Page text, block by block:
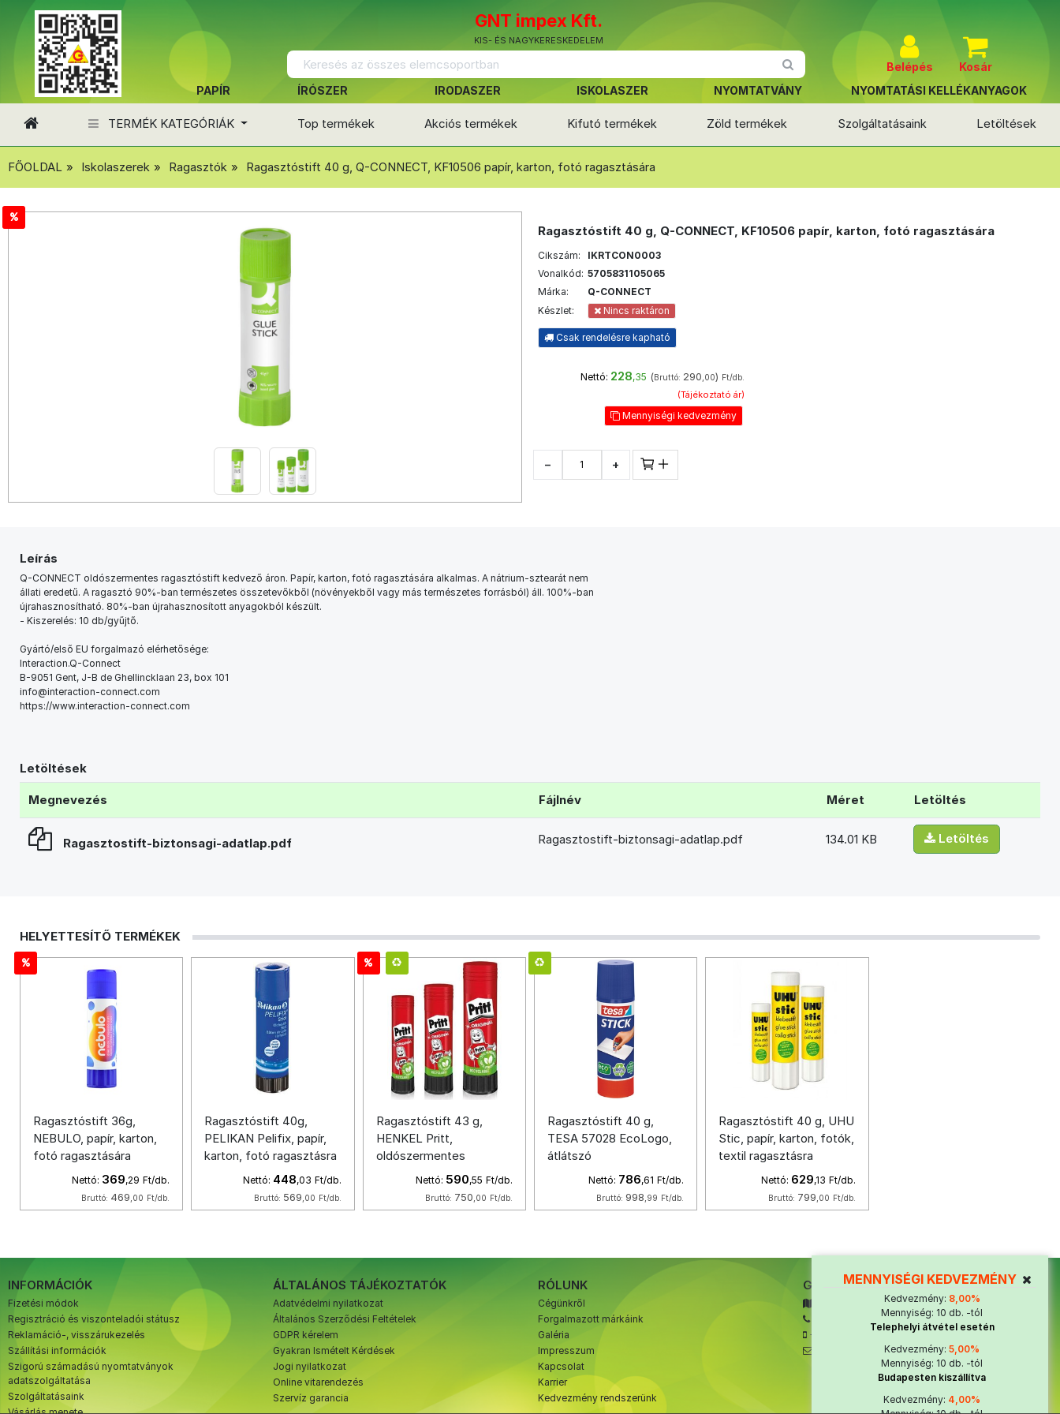
MENNYISÉGI KEDVEZMÉNY
Kedvezmény: 8,00%
Mennyiség: 10 db. -tól
Telephelyi átvétel esetén
Kedvezmény: 5,00%
Mennyiség: 10 db. -tól
Budapesten kiszállítva
Kedvezmény: 4,00%
GNT impex Kft.
KIS- ÉS NAGYKERESKEDELEM
Belépés
Kosár
PAPÍR
ÍRÓSZER IRODASZER ISKOLASZER NYOMTATVÁNY NYOMTATÁSI KELLÉKANYAGOK
TERMÉK KATEGÓRIÁK Top termékek Akciós termékek Kifutó termékek Zöld termékek Szolgáltatásaink Letöltések
FŐOLDAL Iskolaszerek Ragasztók Ragasztóstift 40 g, Q-CONNECT, KF10506 papír, karton, fotó ragasztására
Ragasztóstift 40 g, Q-CONNECT, KF10506 papír, karton, fotó ragasztására
Cikszám:
IKRTCON0003
Vonalkód: 5705831105065
Márka:
Q-CONNECT
Készlet:
Nincs raktáron
Csak rendelésre kapható
Nettó: 228,35 (Bruttó: 290,00) Ft/db.
(Tájékoztató ár)
Mennyiségi kedvezmény
− +
Leírás
Q-CONNECT oldószermentes ragasztóstift kedvező áron. Papír, karton, fotó ragasztására alkalmas. A nátrium-sztearát nem
állati eredetű. A ragasztó 90%-ban természetes összetevőkből (növényekből vagy más természetes forrásból) áll. 100%-ban
újrahasznosítható. 80%-ban újrahasznosított anyagokból készült.
- Kiszerelés: 10 db/gyűjtő.
Gyártó/első EU forgalmazó elérhetősége:
Interaction.Q-Connect
B-9051 Gent, J-B de Ghellincklaan 23, box 101
info@interaction-connect.com
https://www.interaction-connect.com
Letöltések
Megnevezés Fájlnév Méret Letöltés
Ragasztostift-biztonsagi-adatlap.pdf Ragasztostift-biztonsagi-adatlap.pdf 134.01 KB Letöltés
HELYETTESÍTŐ TERMÉKEK
Ragasztóstift 36g,
NEBULO, papír, karton,
fotó ragasztására
Nettó: 369,29 Ft/db.
Bruttó: 469,00 Ft/db.
Ragasztóstift 40g,
PELIKAN Pelifix, papír,
karton, fotó ragasztásra
Nettó: 448,03 Ft/db.
Bruttó: 569,00 Ft/db.
Ragasztóstift 43 g,
HENKEL Pritt,
oldószermentes
Nettó: 590,55 Ft/db.
Bruttó: 750,00 Ft/db.
Ragasztóstift 40 g,
TESA 57028 EcoLogo,
átlátszó
Nettó: 786,61 Ft/db.
Bruttó: 998,99 Ft/db.
Ragasztóstift 40 g, UHU
Stic, papír, karton, fotók,
textil ragasztásra
Nettó: 629,13 Ft/db.
Bruttó: 799,00 Ft/db.
INFORMÁCIÓK
Fizetési módok
Regisztráció és viszonteladói státusz
Reklamáció-, visszárukezelés
Szállítási információk
Szigorú számadású nyomtatványok
adatszolgáltatása
Szolgáltatásaink
ÁLTALÁNOS TÁJÉKOZTATÓK
Adatvédelmi nyilatkozat
Általános Szerződési Feltételek
GDPR kérelem
Gyakran Ismételt Kérdések
Jogi nyilatkozat
Online vitarendezés
Szervíz garancia
RÓLUNK
Cégünkről
Forgalmazott márkáink
Galéria
Impresszum
Kapcsolat
Karrier
Kedvezmény rendszerünk
GNT impex Kft.
1037. Budapest, Bécsi út 226.
,1/387-8240
+36 70 323 3879
ugyfelszolgalat@gnt-impex.hu